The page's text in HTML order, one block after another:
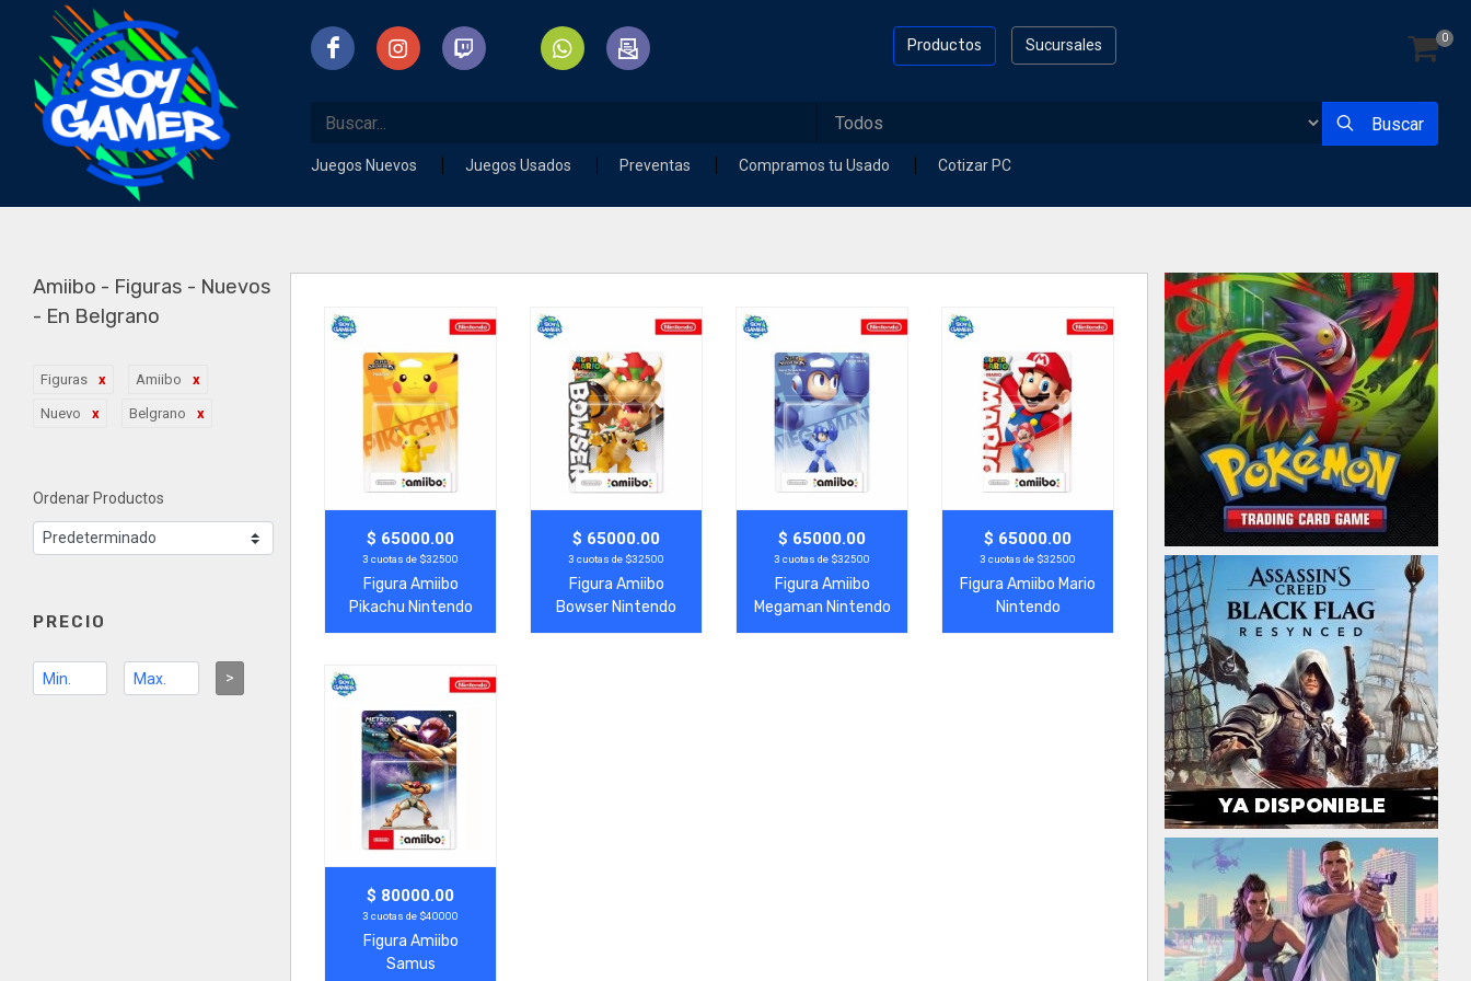
Sucursales
Productos 0
Buscar
Juegos Nuevos Juegos Usados Preventas Compramos tu Usado Cotizar PC
Amiibo - Figuras - Nuevos
- En Belgrano
Figuras Amiibo
Nuevo Belgrano
Ordenar Productos
PRECIO
>
Agregar Ver Más
$ 65000.00
3 cuotas de $32500
Figura Amiibo
Pikachu Nintendo
Agregar Ver Más
$ 65000.00
3 cuotas de $32500
Figura Amiibo
Bowser Nintendo
Agregar Ver Más
$ 65000.00
3 cuotas de $32500
Figura Amiibo
Megaman Nintendo
Agregar Ver Más
$ 65000.00
3 cuotas de $32500
Figura Amiibo Mario
Nintendo
Agregar Ver Más
$ 80000.00
3 cuotas de $40000
Figura Amiibo
Samus